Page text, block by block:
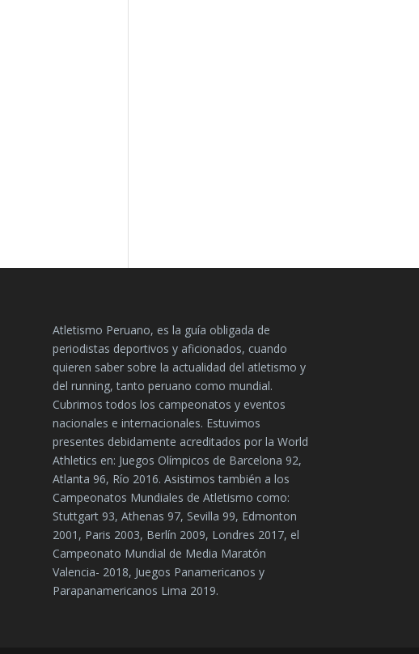
Atletismo Peruano, es la guía obligada de
periodistas deportivos y aficionados, cuando
quieren saber sobre la actualidad del atletismo y
del running, tanto peruano como mundial.
Cubrimos todos los campeonatos y eventos
nacionales e internacionales. Estuvimos
presentes debidamente acreditados por la World
Athletics en: Juegos Olímpicos de Barcelona 92,
Atlanta 96, Río 2016. Asistimos también a los
Campeonatos Mundiales de Atletismo como:
Stuttgart 93, Athenas 97, Sevilla 99, Edmonton
2001, Paris 2003, Berlín 2009, Londres 2017, el
Campeonato Mundial de Media Maratón
Valencia- 2018, Juegos Panamericanos y
Parapanamericanos Lima 2019.